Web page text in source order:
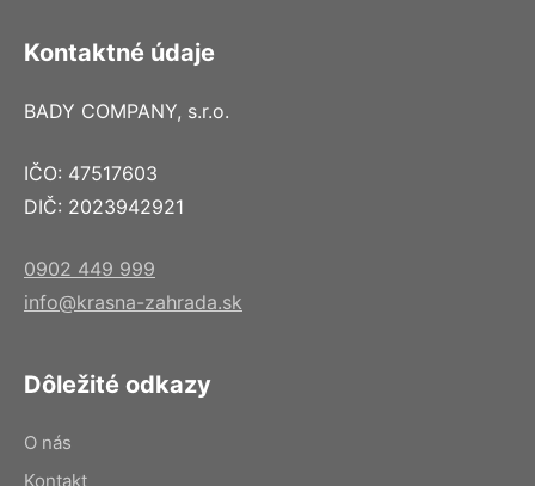
Kontaktné údaje
BADY COMPANY, s.r.o.
IČO: 47517603
DIČ: 2023942921
0902 449 999
info@krasna-zahrada.sk
Dôležité odkazy
O nás
Kontakt